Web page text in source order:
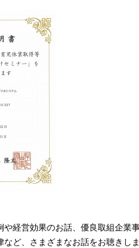
や経営効果のお話、優良取組企業
など、さまざまなお話をお聴きし